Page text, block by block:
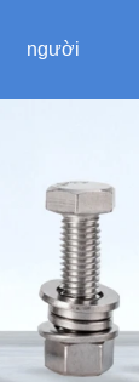
người
Quốc